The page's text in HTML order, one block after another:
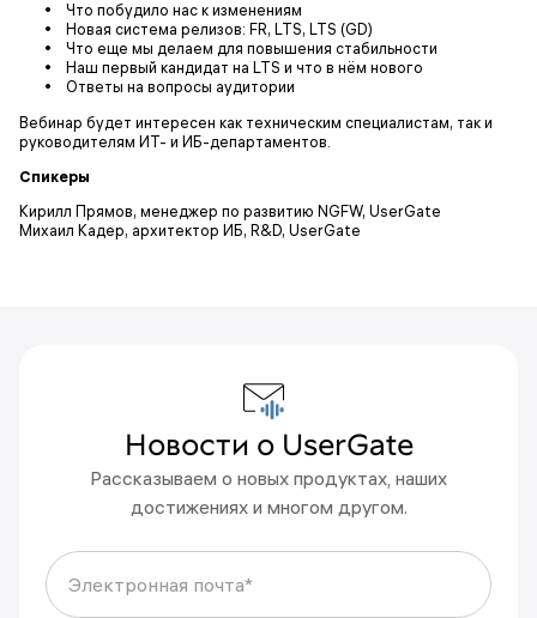
Что побудило нас к изменениям
Новая система релизов: FR, LTS, LTS (GD)
Что еще мы делаем для повышения стабильности
Наш первый кандидат на LTS и что в нём нового
Ответы на вопросы аудитории
Вебинар будет интересен как техническим специалистам, так и
руководителям ИТ- и ИБ-департаментов.
Спикеры
Кирилл Прямов, менеджер по развитию NGFW, UserGate
Михаил Кадер, архитектор ИБ, R&D, UserGate
Новости о UserGate
Рассказываем о новых продуктах, наших
достижениях и многом другом.
Электронная почта*
Вы подписаны на новости
Что-то пошло не так
Пожалуйста, попробуйте еще раз
позднее.